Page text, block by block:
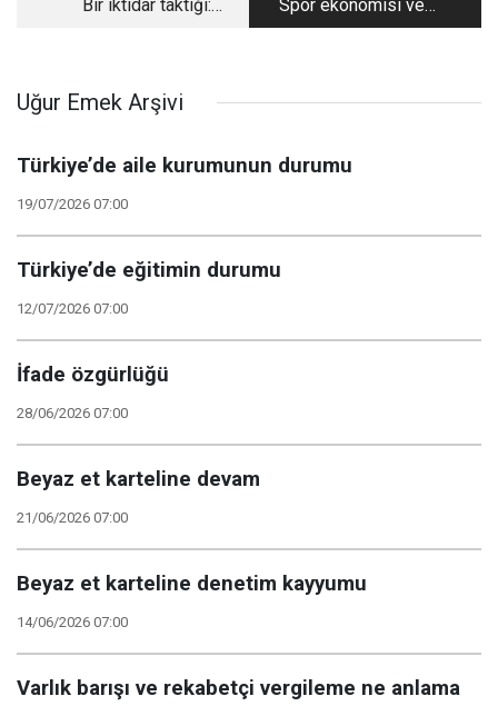
Bir iktidar taktiği:
Spor ekonomisi ve
endüstrisi
Uğur Emek Arşivi
Türkiye’de aile kurumunun durumu
19/07/2026 07:00
Türkiye’de eğitimin durumu
12/07/2026 07:00
İfade özgürlüğü
28/06/2026 07:00
Beyaz et karteline devam
21/06/2026 07:00
Beyaz et karteline denetim kayyumu
14/06/2026 07:00
Varlık barışı ve rekabetçi vergileme ne anlama